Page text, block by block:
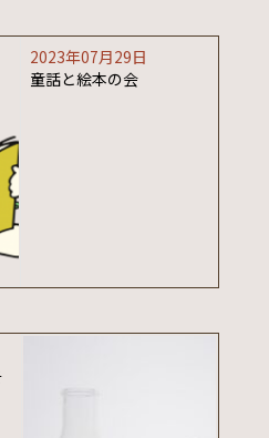
2023年07月29日
童話と絵本の会